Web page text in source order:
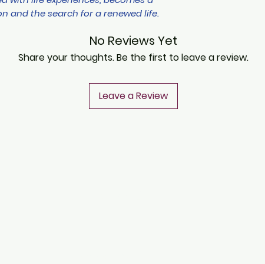
and the search for a renewed life.
No Reviews Yet
Share your thoughts. Be the first to leave a review.
Leave a Review